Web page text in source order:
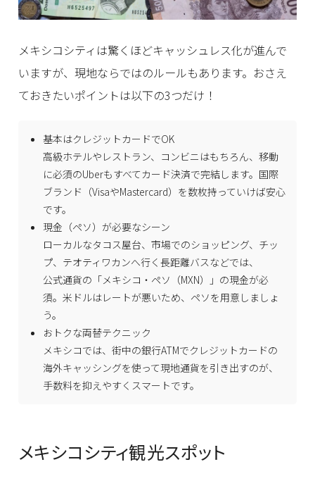
メキシコシティは驚くほどキャッシュレス化が進んで
いますが、現地ならではのルールもあります。おさえ
ておきたいポイントは以下の3つだけ！
基本はクレジットカードでOK
高級ホテルやレストラン、コンビニはもちろん、移動
に必須のUberもすべてカード決済で完結します。国際
ブランド（VisaやMastercard）を数枚持っていけば安心
です。
現金（ペソ）が必要なシーン
ローカルなタコス屋台、市場でのショッピング、チッ
プ、テオティワカンへ行く長距離バスなどでは、
公式通貨の「メキシコ・ペソ（MXN）」の現金が必
須。米ドルはレートが悪いため、ペソを用意しましょ
う。
おトクな両替テクニック
メキシコでは、街中の銀行ATMでクレジットカードの
海外キャッシングを使って現地通貨を引き出すのが、
手数料を抑えやすくスマートです。
メキシコシティ観光スポット